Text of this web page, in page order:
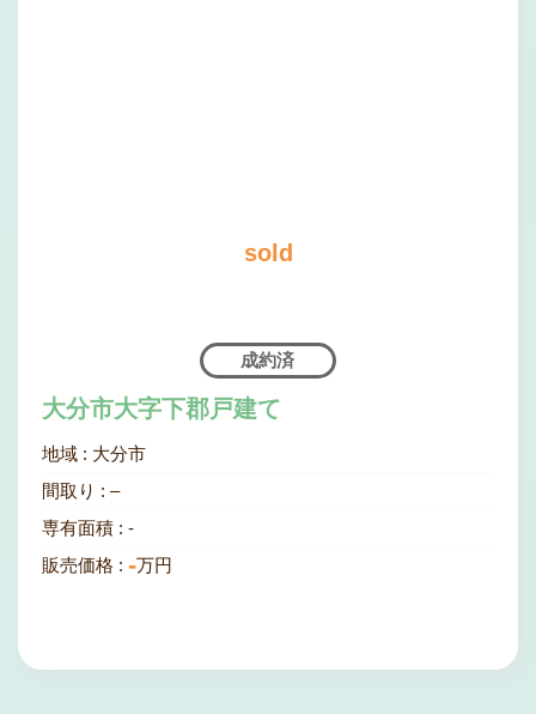
sold
成約済
大分市大字下郡戸建て
地域 : 大分市
間取り : –
専有面積 : -
販売価格 : -万円